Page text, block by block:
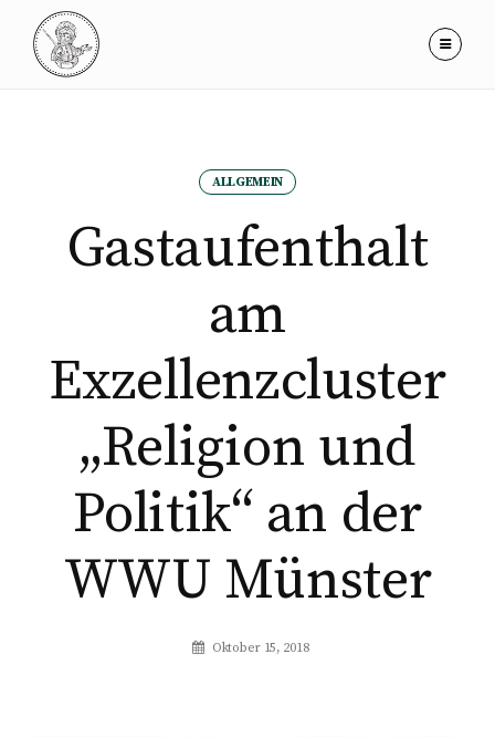
ALLGEMEIN
Gastaufenthalt
am
Exzellenzcluster
„Religion und
Politik“ an der
WWU Münster
Oktober 15, 2018